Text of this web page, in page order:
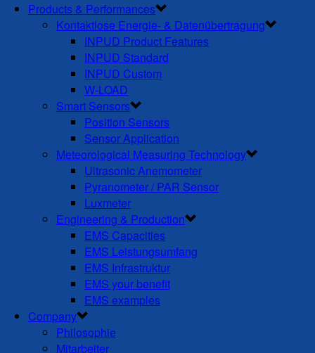
Products & Performances
Kontaktlose Energie- & Datenübertragung
INPUD Product Features
INPUD Standard
INPUD Custom
W-LOAD
Smart Sensors
Position Sensors
Sensor Application
Meteorological Measuring Technology
Ultrasonic Anemometer
Pyranometer / PAR Sensor
Luxmeter
Engineering & Production
EMS Capacities
EMS Leistungsumfang
EMS Infrastruktur
EMS your benefit
EMS examples
Company
Philosophie
Mitarbeiter